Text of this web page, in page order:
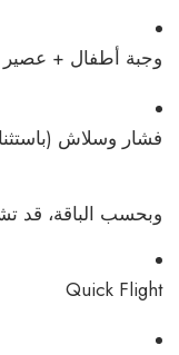
وجبة أطفال + عصير
فشار وسلاش
وبحسب الباقة، قد
Quick Flight